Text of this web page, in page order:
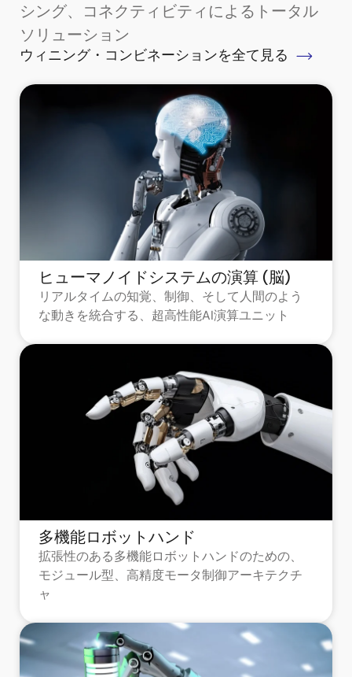
シング、コネクティビティによるトータル
ソリューション
ウィニング・コンビネーションを全て見る
ヒューマノイドシステムの演算 (脳)
リアルタイムの知覚、制御、そして人間のよう
な動きを統合する、超高性能AI演算ユニット
多機能ロボットハンド
拡張性のある多機能ロボットハンドのための、
モジュール型、高精度モータ制御アーキテクチ
ャ